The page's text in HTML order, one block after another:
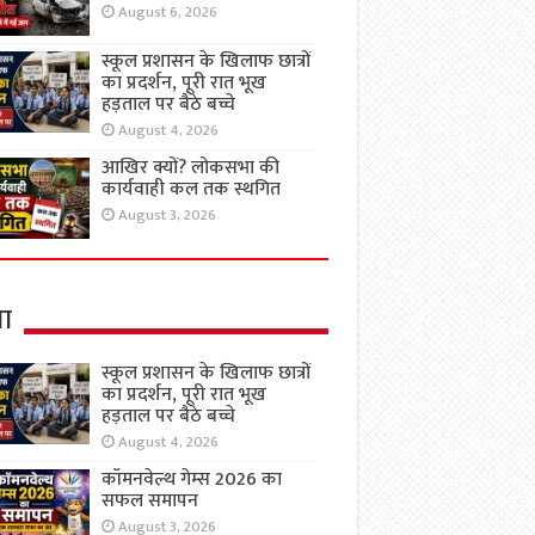
August 6, 2026
स्कूल प्रशासन के खिलाफ छात्रों
का प्रदर्शन, पूरी रात भूख
हड़ताल पर बैठे बच्चे
August 4, 2026
आखिर क्यों? लोकसभा की
कार्यवाही कल तक स्थगित
August 3, 2026
स्कूल प्रशासन के खिलाफ छात्रों
का प्रदर्शन, पूरी रात भूख
हड़ताल पर बैठे बच्चे
August 4, 2026
कॉमनवेल्थ गेम्स 2026 का
सफल समापन
August 3, 2026